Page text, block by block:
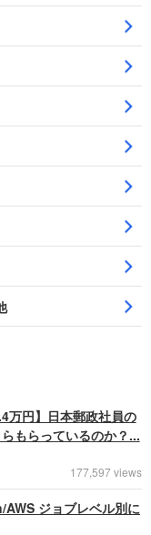
万円】日本郵政社員の
もらっているのか？...
177,597 views
AWS ジョブレベル別に